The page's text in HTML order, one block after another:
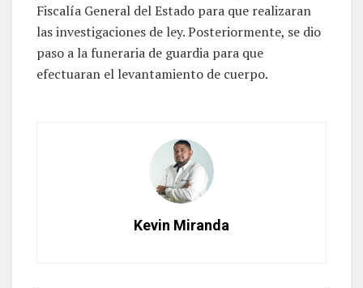
Fiscalía General del Estado para que realizaran
las investigaciones de ley. Posteriormente, se dio
paso a la funeraria de guardia para que
efectuaran el levantamiento de cuerpo.
Kevin Miranda